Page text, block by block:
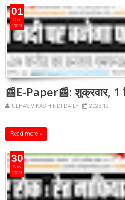
01
Dec
2023
📰E-Paper📰: शुक्रवार,
ULHAS VIKAS HINDI DAILY 2023-12-1
Read more »
30
Nov
2023